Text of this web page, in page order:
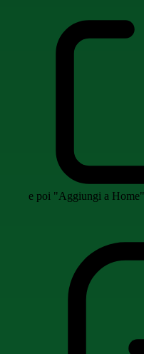
e poi "Aggiungi a Home"